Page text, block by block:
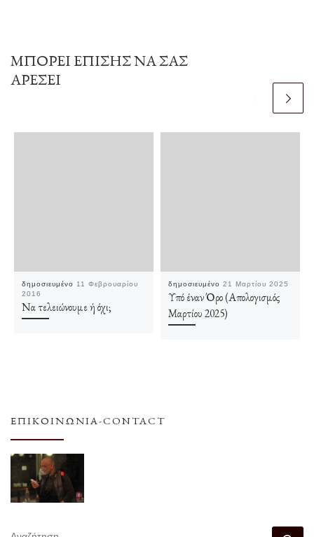
ΜΠΟΡΕΊ ΕΠΊΣΗΣ ΝΑ ΣΑΣ
ΑΡΈΣΕΙ
δημοσιευμένο 11 Φεβρουαρίου
2016
Να τελειώνουμε ή όχι;
δημοσιευμένο21 Μαρτίου 2025
Υπό έναν Όρο (Απολογισμός
Μαρτίου 2025)
ΕΠΙΚΟΙΝΩΝΊΑ-CONTACT
ΑΝΑΖΉΤΗΣΗ